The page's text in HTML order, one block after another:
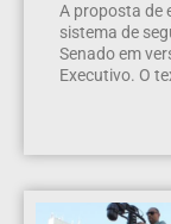
A proposta de
sistema de
Senado em
Executivo. O